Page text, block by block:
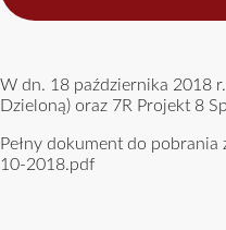
W dn. 18 października 2018
Dzieloną) oraz 7R Projekt 8
Pełny dokument do pobrania
10-2018.pdf